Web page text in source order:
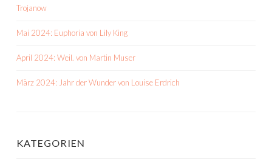
Trojanow
Mai 2024: Euphoria von Lily King
April 2024: Weil. von Martin Muser
März 2024: Jahr der Wunder von Louise Erdrich
KATEGORIEN